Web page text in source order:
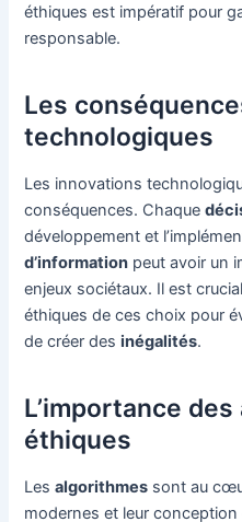
éthiques est impératif pour
responsable.
Les
technologiques
Les innovations
conséquences. Chaque
développement et
d’information peut avoir un
enjeux sociétaux. Il est
éthiques de ces choix pour
de créer desinégalités.
L’importance
éthiques
Lesalgorithmes sont au
modernes et leur